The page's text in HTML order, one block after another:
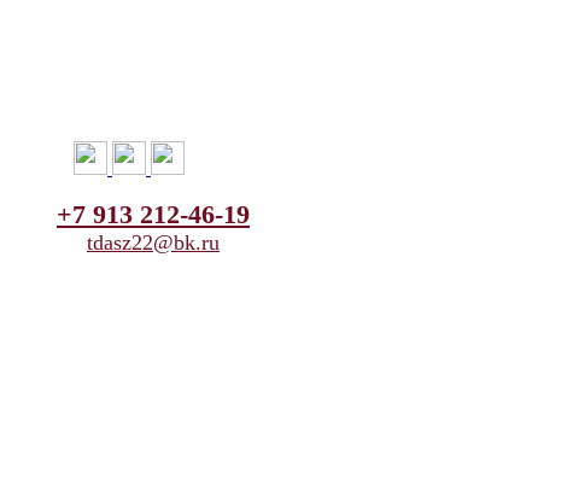
+7 913 212-46-19
tdasz22@bk.ru